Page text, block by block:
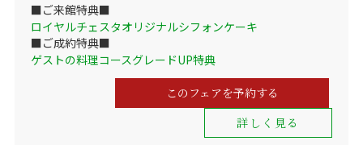
■ご来館特典■
ロイヤルチェスタオリジナルシフォンケーキ
■ご成約特典■
ゲストの料理コースグレードUP特典
このフェアを予約する
詳しく見る